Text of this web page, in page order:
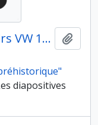
Terriers et amas de grattoirs VW 124
diapositives